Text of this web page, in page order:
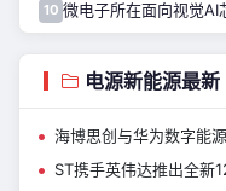
10
电源新能源最新
海博思创与华为数字能
ST携手英伟达推出全新12V/